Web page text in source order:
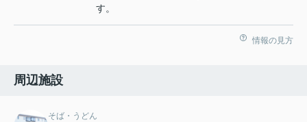
す。
情報の見方
周辺施設
そば・うどん